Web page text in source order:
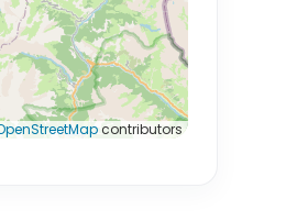
contributors